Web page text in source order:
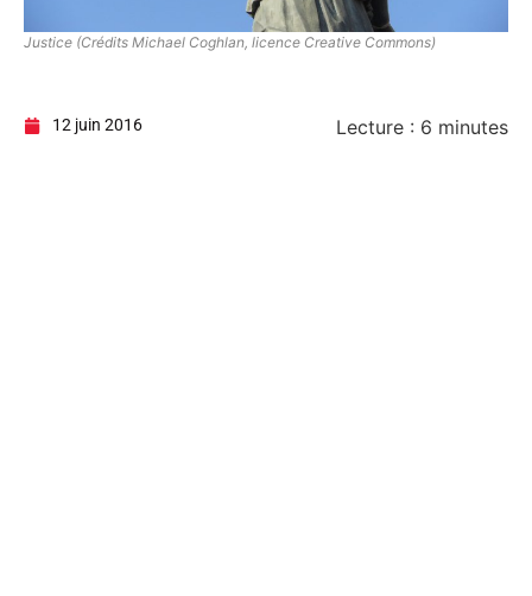
Justice (Crédits Michael Coghlan, licence Creative Commons)
12 juin 2016 Lecture : 6 minutes